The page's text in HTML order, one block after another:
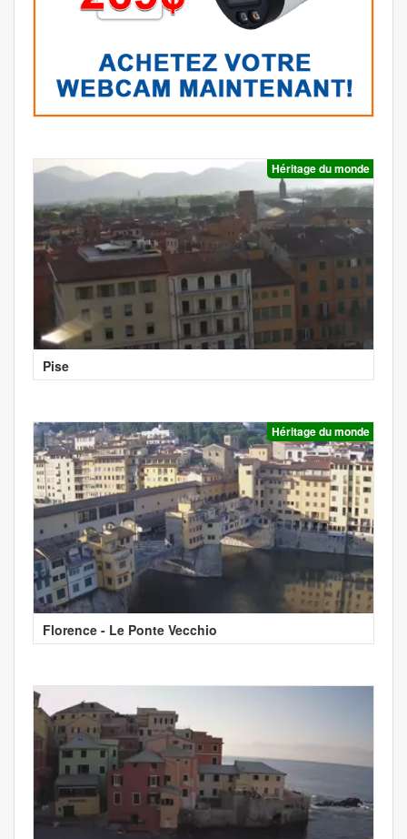
Héritage du monde
Pise
Héritage du monde
Florence - Le Ponte Vecchio